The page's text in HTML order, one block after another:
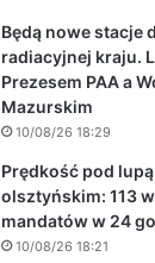
Będą nowe stacje
radiacyjnej kraju.
Prezesem PAA a
Mazurskim
10/08/26 18:29
Prędkość pod
olsztyńskim: 113
mandatów w 24
10/08/26 18:21